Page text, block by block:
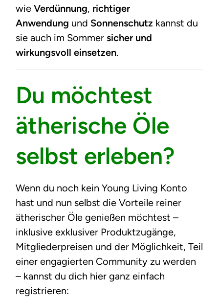
wieVerdünnung, richtiger
Anwendung und Sonnenschutz kannst du
sie auch im Sommer sicher und
wirkungsvoll einsetzen.
Du möchtest
ätherische Öle
selbst erleben?
Wenn du noch kein Young Living Konto
hast und nun selbst die Vorteile reiner
ätherischer Öle genießen möchtest –
inklusive exklusiver Produktzugänge,
Mitgliederpreisen und der Möglichkeit, Teil
einer engagierten Community zu werden
– kannst du dich hier ganz einfach
registrieren: